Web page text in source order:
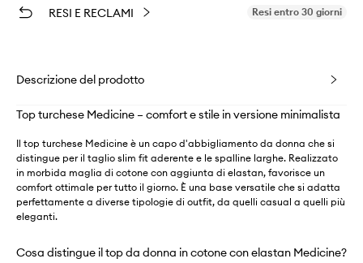
RESI E RECLAMI Resi entro 30 giorni
Descrizione del prodotto
Top turchese Medicine – comfort e stile in versione minimalista
Il top turchese Medicine è un capo d'abbigliamento da donna che si
distingue per il taglio slim fit aderente e le spalline larghe. Realizzato
in morbida maglia di cotone con aggiunta di elastan, favorisce un
comfort ottimale per tutto il giorno. È una base versatile che si adatta
perfettamente a diverse tipologie di outfit, da quelli casual a quelli più
eleganti.
Cosa distingue il top da donna in cotone con elastan Medicine?